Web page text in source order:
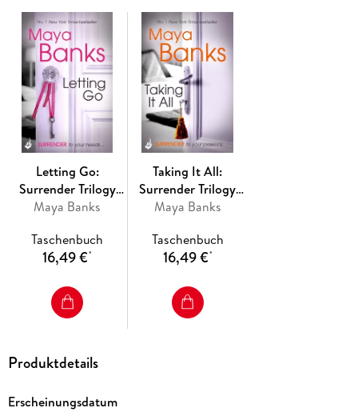
Jensen sees the shadows in Kylie's eyes. Knows he has to
tread very carefully or risk losing any chance he has with her.
All he wants is the opportunity to show her that dominance
doesn't equal pain, bondage or discipline. That emotional
surrender is the most powerful of all, and that to submit fully
to him will fulfil the aching void in her heart in a way nothing
else ever will.
The exciting, steamy and emotional Surrender trilogy began
with Letting Go and continues with Taking It All.
Letting Go:
Surrender Trilogy
Book 1
Maya Banks
Taschenbuch
16,49 €*
Taking It All:
Surrender Trilogy
Book 3
Maya Banks
Taschenbuch
16,49 €*
Produktdetails
Erscheinungsdatum